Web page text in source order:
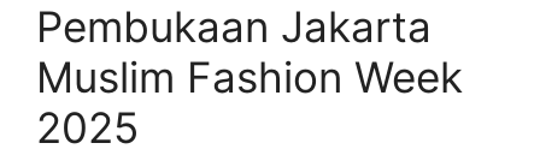
Pembukaan Jakarta
Muslim Fashion Week
2025